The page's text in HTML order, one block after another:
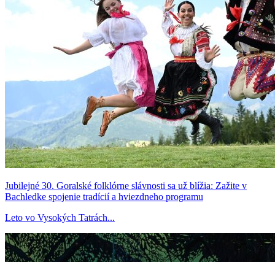
Jubilejné 30. Goralské folklórne slávnosti sa už blížia: Zažite v
Bachledke spojenie tradícií a hviezdneho programu
Leto vo Vysokých Tatrách...